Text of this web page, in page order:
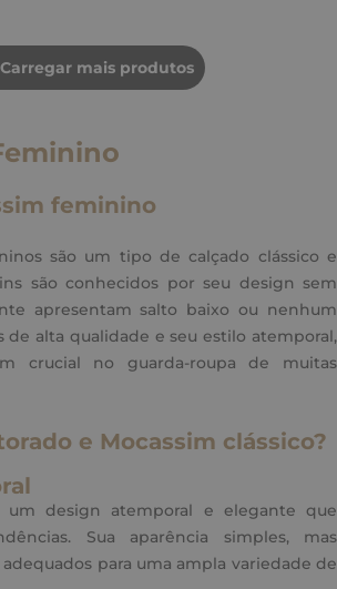
feminino
são um tipo de calçado clássico e
são conhecidos por seu design sem
apresentam salto baixo ou nenhum
de alta qualidade e seu estilo atemporal,
crucial no guarda-roupa de muitas
e Mocassim clássico?
um design atemporal e elegante que
Sua aparência simples, mas
para uma ampla variedade de